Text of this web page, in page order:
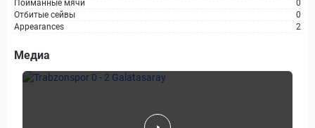
Пойманные мячи
0
Отбитые сейвы
0
Appearances
2
Медиа